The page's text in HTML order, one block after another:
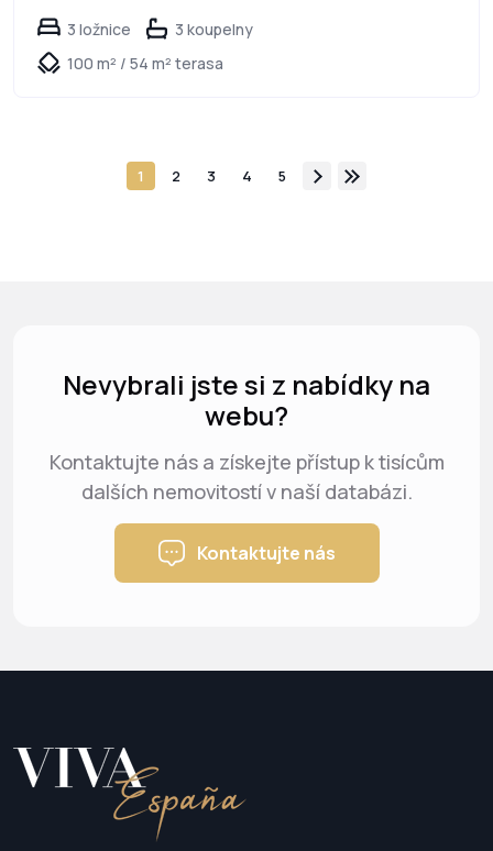
3 ložnice
3 koupelny
100 m² / 54 m² terasa
1 2 3 4 5
Nevybrali jste si z nabídky na
webu?
Kontaktujte nás a získejte přístup k tisícům
dalších nemovitostí v naší databázi.
Kontaktujte nás